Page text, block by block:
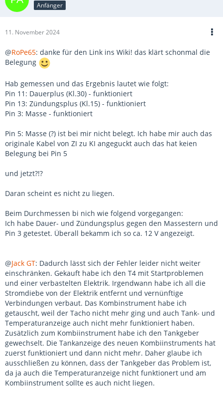
Anfänger
11. November 2024
@RoPe65: danke für den Link ins Wiki! das klärt schonmal die
Belegung
Hab gemessen und das Ergebnis lautet wie folgt:
Pin 11: Dauerplus (Kl.30) - funktioniert
Pin 13: Zündungsplus (Kl.15) - funktioniert
Pin 3: Masse - funktioniert
Pin 5: Masse (?) ist bei mir nicht belegt. Ich habe mir auch das
originale Kabel von ZI zu KI angeguckt auch das hat keien
Belegung bei Pin 5
und jetzt?!?
Daran scheint es nicht zu liegen.
Beim Durchmessen bi nich wie folgend vorgegangen:
Ich habe Dauer- und Zündungsplus gegen den Massestern und
Pin 3 getestet. Überall bekamm ich so ca. 12 V angezeigt.
@Jack GT: Dadurch lässt sich der Fehler leider nicht weiter
einschränken. Gekauft habe ich den T4 mit Startproblemen
und einer verbastelten Elektrik. Irgendwann habe ich all die
Stromdiebe von der Elektrik entfernt und vernünftige
Verbindungen verbaut. Das Kombinstrument habe ich
getauscht, weil der Tacho nicht mehr ging und auch Tank- und
Temperaturanzeige auch nicht mehr funktioniert haben.
Zusätzlich zum Kombiinstrument habe ich den Tankgeber
gewechselt. Die Tankanzeige des neuen Kombiinstruments hat
zuerst funktioniert und dann nicht mehr. Daher glaube ich
ausschließen zu können, dass der Tankgeber das Problem ist,
da ja auch die Temperaturanzeige nicht funktionert und am
Kombiinstrument sollte es auch nicht liegen.